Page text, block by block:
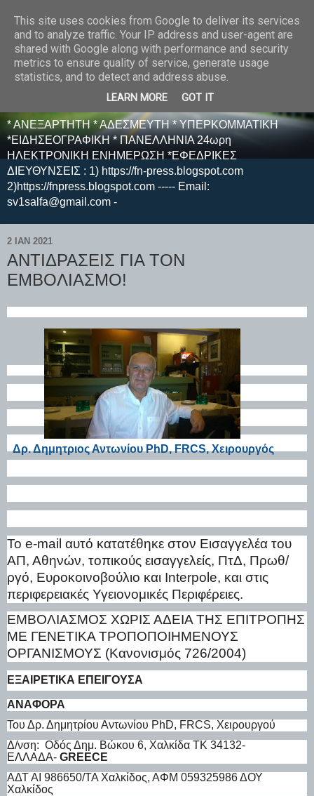
E F E N P R E S S -
ΗΛΕΚΤΡΟΝΙΚΗ
ΕΦΗΜΕΡΙΔΑ
* ΑΝΕΞΑΡΤΗΤΗ * ΑΔΕΣΜΕΥΤΗ * ΥΠΕΡΚΟΜΜΑΤΙΚΗ
*ΕΙΔΗΣΕΟΓΡΑΦΙΚΗ * ΠΑΝΕΛΛΗΝΙΑ 24ωρη
ΗΛΕΚΤΡΟΝΙΚΗ ΕΝΗΜΕΡΩΣΗ *ΕΦΕΔΡΙΚΕΣ
ΔΙΕΥΘΥΝΣΕΙΣ : 1) https://fn-press.blogspot.com
2)https://fnpress.blogspot.com ----- Email:
sv1salfa@gmail.com -
2 ΙΑΝ 2021
ΑΝΤΙΔΡΑΣΕΙΣ ΓΙΑ ΤΟΝ
ΕΜΒΟΛΙΑΣΜΟ!
Δρ. Δημητριος ΑντωνίουPhD,FRCS, Χειρουργός
To e-mail αυτό κατατέθηκε στον Εισαγγελέα του
ΑΠ, Αθηνών, τοπικούς εισαγγελείς, ΠτΔ, Πρωθ/
ργό, Ευροκοινοβούλιο και Ιnterpole, και στις
περιφερειακές Υγειονομικές Περιφέρειες.
ΕΜΒΟΛΙΑΣΜΟΣ ΧΩΡΙΣ ΑΔΕΙΑ ΤΗΣ ΕΠΙΤΡΟΠΗΣ
ΜΕ ΓΕΝΕΤΙΚΑ ΤΡΟΠΟΠΟΙΗΜΕΝΟΥΣ
ΟΡΓΑΝΙΣΜΟΥΣ (Κανονισμός 726/2004)
ΕΞΑΙΡΕΤΙΚΑ ΕΠΕΙΓΟΥΣΑ
ΑΝΑΦΟΡΑ
Του Δρ. Δημητρίου Αντωνίου PhD, FRCS, Χειρουργού
Δ/νση: Οδός Δημ. Βώκου 6, Χαλκίδα ΤΚ 34132-
ΕΛΛΑΔΑ- GREECE
ΑΔΤ ΑΙ 986650/ΤΑ Χαλκίδος, ΑΦΜ 059325986 ΔΟΥ
Χαλκίδος
This site uses cookies from Google to deliver its services
and to analyze traffic. Your IP address and user-agent are
shared with Google along with performance and security
metrics to ensure quality of service, generate usage
statistics, and to detect and address abuse.
LEARN MORE GOT IT